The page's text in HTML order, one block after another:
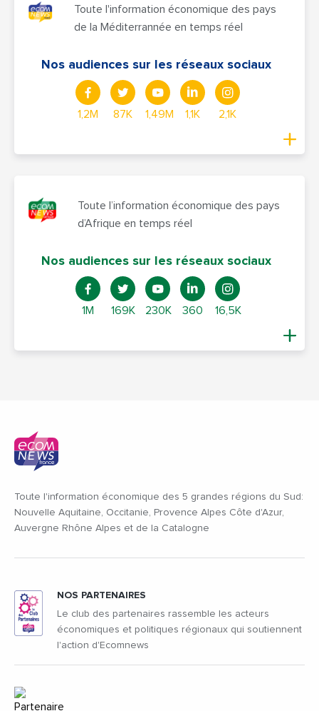
Toute l'information économique des pays
de la Méditerrannée en temps réel
Nos audiences sur les réseaux sociaux
1,2M 87K 1,49M 1,1K 2,1K
Toute l’information économique des pays
d’Afrique en temps réel
Nos audiences sur les réseaux sociaux
1M 169K 230K 360 16,5K
Toute l'information économique des 5 grandes régions du Sud:
Nouvelle Aquitaine, Occitanie, Provence Alpes Côte d'Azur,
Auvergne Rhône Alpes et de la Catalogne
NOS PARTENAIRES
Le club des partenaires rassemble les acteurs
économiques et politiques régionaux qui soutiennent
l'action d'Ecomnews